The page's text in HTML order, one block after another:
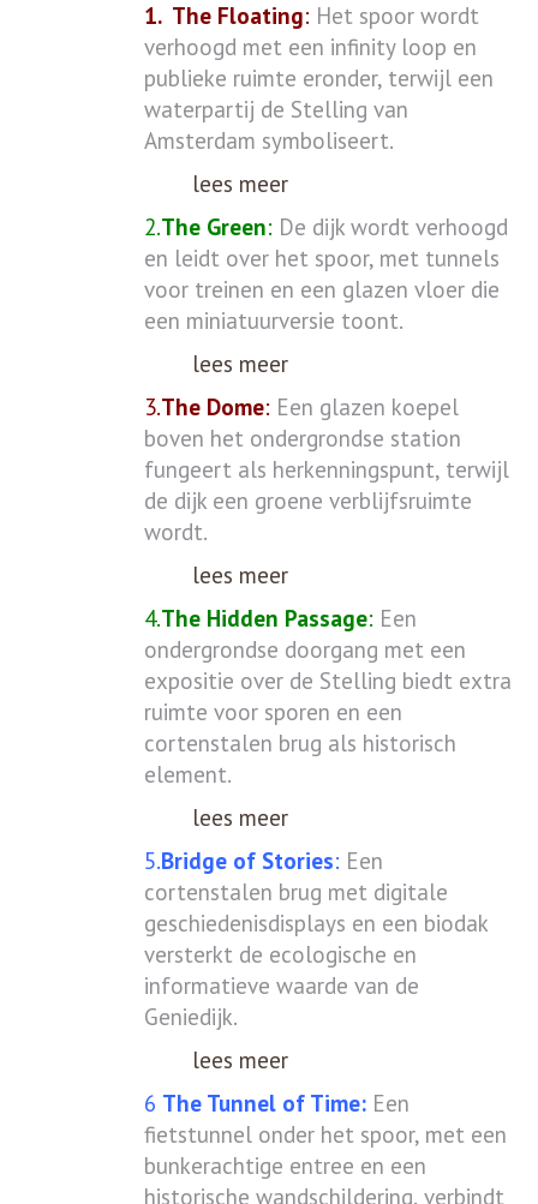
1. The Floating: Het spoor wordt
verhoogd met een infinity loop en
publieke ruimte eronder, terwijl een
waterpartij de Stelling van
Amsterdam symboliseert.
lees meer
2.The Green: De dijk wordt verhoogd
en leidt over het spoor, met tunnels
voor treinen en een glazen vloer die
een miniatuurversie toont.
lees meer
3.The Dome: Een glazen koepel
boven het ondergrondse station
fungeert als herkenningspunt, terwijl
de dijk een groene verblijfsruimte
wordt.
lees meer
4.The Hidden Passage: Een
ondergrondse doorgang met een
expositie over de Stelling biedt extra
ruimte voor sporen en een
cortenstalen brug als historisch
element.
lees meer
5.Bridge of Stories: Een
cortenstalen brug met digitale
geschiedenisdisplays en een biodak
versterkt de ecologische en
informatieve waarde van de
Geniedijk.
lees meer
6 The Tunnel of Time: Een
fietstunnel onder het spoor, met een
bunkerachtige entree en een
historische wandschildering, verbindt